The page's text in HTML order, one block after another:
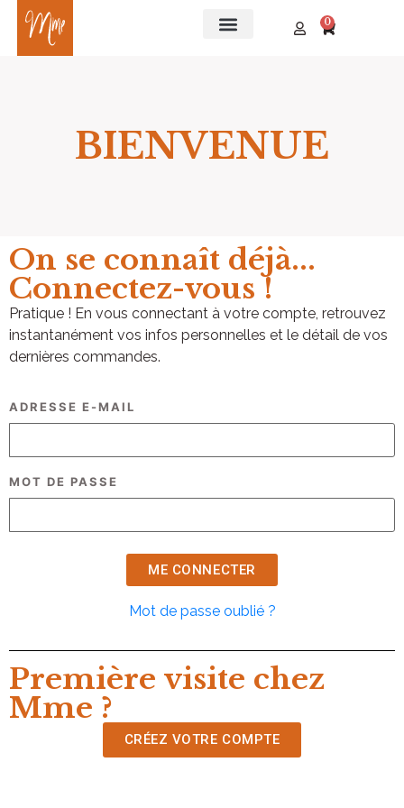
0
BIENVENUE​
On se connaît déjà...
Connectez-vous !
Pratique ! En vous connectant à votre compte, retrouvez
instantanément vos infos personnelles et le détail de vos
dernières commandes.
ADRESSE E-MAIL
MOT DE PASSE
Mot de passe oublié ?
Première visite chez
Mme ?
CRÉEZ VOTRE COMPTE